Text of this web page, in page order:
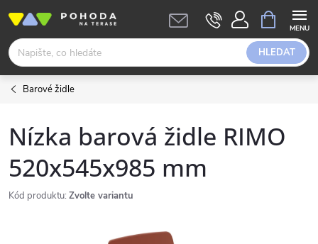
obsah
HLEDAT
NÁKUPNÍ
KOŠÍK
Barové židle
Nízka barová židle RIMO
520x545x985 mm
Kód produktu: Zvolte variantu